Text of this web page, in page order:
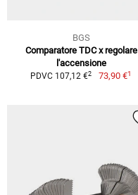
BGS
Comparatore TDC x regolare
l'accensione
PDVC 107,12 €2 73,90 €1